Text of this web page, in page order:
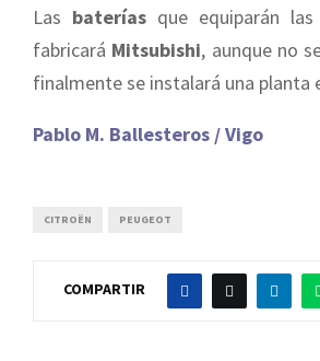
Las baterías que equiparán las
fabricará Mitsubishi, aunque no
finalmente se instalará una planta
Pablo M. Ballesteros / Vigo
CITROËN PEUGEOT
COMPARTIR